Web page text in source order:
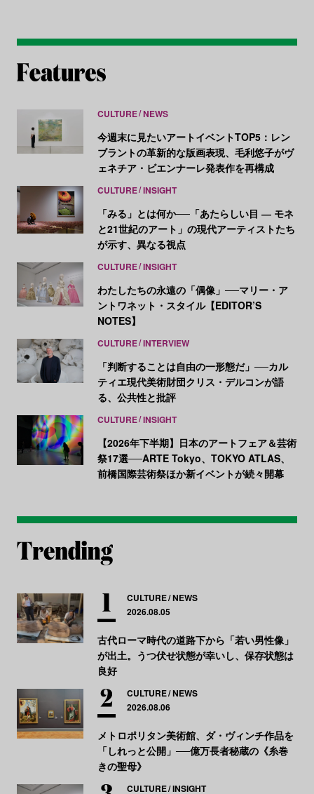
CULTURE NEWS
今週末に見たいアートイベントTOP5：レン
ブラントの革新的な版画表現、毛利悠子がヴ
ェネチア・ビエンナーレ発表作を再構成
CULTURE INSIGHT
「みる」とは何か──「あたらしい目 ― モネ
と21世紀のアート」の現代アーティストたち
が示す、異なる視点
CULTURE INSIGHT
わたしたちの永遠の「偶像」──マリー・ア
ントワネット・スタイル【EDITOR’S
NOTES】
CULTURE INTERVIEW
「判断することは自由の一形態だ」──カル
ティエ現代美術財団クリス・デルコンが語
る、公共性と批評
CULTURE INSIGHT
【2026年下半期】日本のアートフェア＆芸術
祭17選──ARTE Tokyo、TOKYO ATLAS、
前橋国際芸術祭ほか新イベントが続々開幕
CULTURE NEWS
2026.08.05
古代ローマ時代の道路下から「若い男性像」
が出土。うつ伏せ状態が幸いし、保存状態は
良好
CULTURE NEWS
2026.08.06
メトロポリタン美術館、ダ・ヴィンチ作品を
「しれっと公開」──億万長者秘蔵の《糸巻
きの聖母》
CULTURE INSIGHT